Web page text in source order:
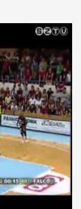
a bajnoki
a 2:1-
a
elkapták a
ponttal jártak
egy újabb
végén már
semmit sem
támadásaik
a
Zoltán